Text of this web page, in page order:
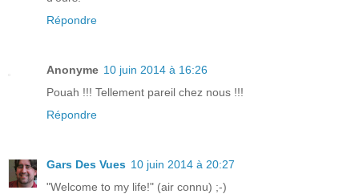
Répondre
Anonyme 10 juin 2014 à 16:26
Pouah !!! Tellement pareil chez nous !!!
Répondre
Gars Des Vues 10 juin 2014 à 20:27
"Welcome to my life!" (air connu) ;-)